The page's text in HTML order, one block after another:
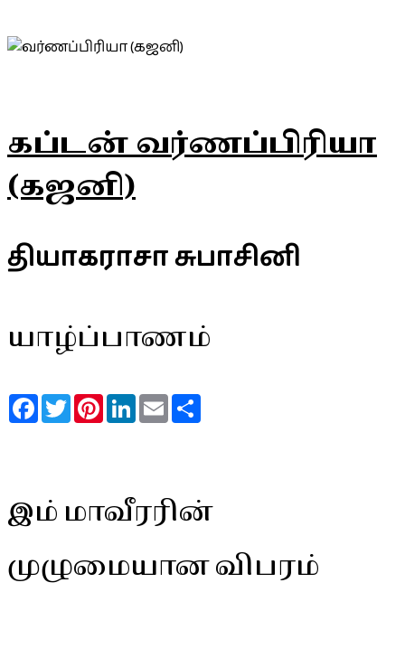
கப்டன் வர்ணப்பிரியா
(கஜனி)
தியாகராசா சுபாசினி
யாழ்ப்பாணம்
FacebookTwitterPinterestLinkedInEmail
இம் மாவீரரின்
முழுமையான விபரம்